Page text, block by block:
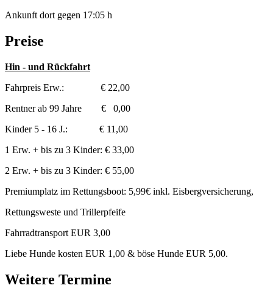
Ankunft dort gegen 17:05 h
Preise
Hin - und Rückfahrt
Fahrpreis Erw.: € 22,00
Rentner ab 99 Jahre € 0,00
Kinder 5 - 16 J.: € 11,00
1 Erw. + bis zu 3 Kinder: € 33,00
2 Erw. + bis zu 3 Kinder: € 55,00
Premiumplatz im Rettungsboot: 5,99€ inkl. Eisbergversicherung,
Rettungsweste und Trillerpfeife
Fahrradtransport EUR 3,00
Liebe Hunde kosten EUR 1,00 & böse Hunde EUR 5,00.
Weitere Termine